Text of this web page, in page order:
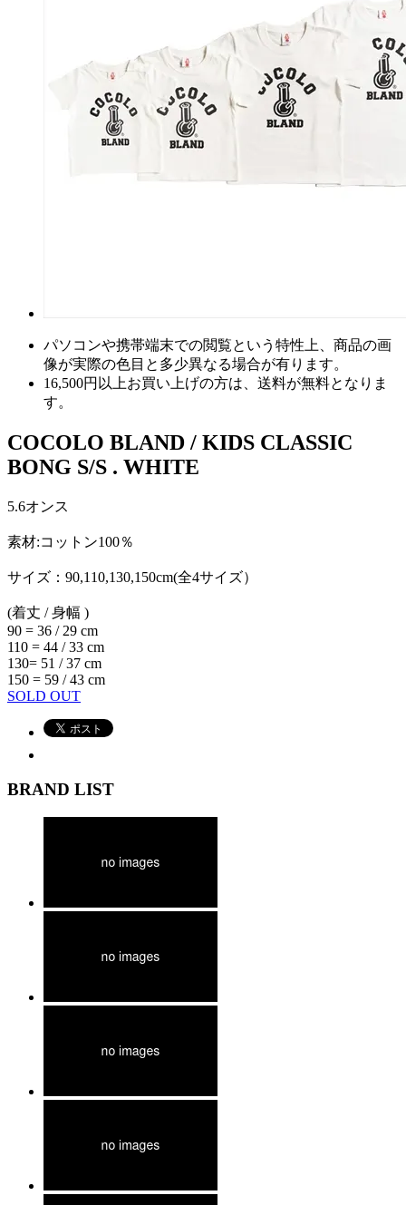
パソコンや携帯端末での閲覧という特性上、商品の画
像が実際の色目と多少異なる場合が有ります。
16,500円以上お買い上げの方は、 送料が無料となりま
す。
COCOLO BLAND / KIDS CLASSIC
BONG S/S . WHITE
5.6オンス
素材:コットン100％
サイズ：90,110,130,150cm(全4サイズ）
(着丈 / 身幅 )
90 = 36 / 29 cm
110 = 44 / 33 cm
130= 51 / 37 cm
150 = 59 / 43 cm
SOLD OUT
BRAND LIST